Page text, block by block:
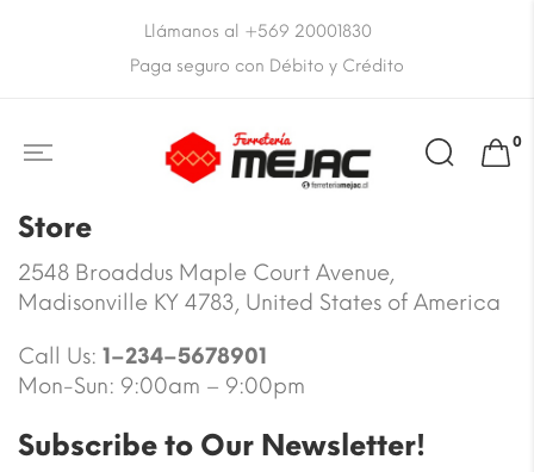
Llámanos al +569 20001830
Paga seguro con Débito y Crédito
0
Store
2548 Broaddus Maple Court Avenue,
Madisonville KY 4783, United States of America
Call Us: 1–234–5678901
Mon-Sun: 9:00am – 9:00pm
Subscribe to Our Newsletter!